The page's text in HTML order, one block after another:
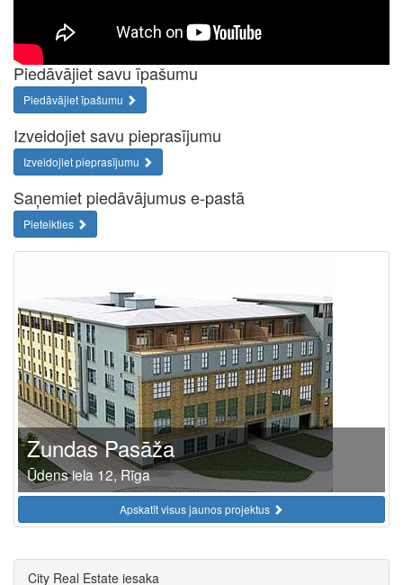
Piedāvājiet savu īpašumu
Piedāvājiet īpašumu
Izveidojiet savu pieprasījumu
Izveidojiet pieprasījumu
Saņemiet piedāvājumus e-pastā
Pieteikties
Zundas Pasāža
Ūdens iela 12, Rīga
Apskatīt visus jaunos projektus
City Real Estate iesaka